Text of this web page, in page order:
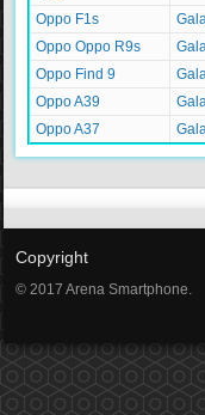
Oppo F1s
Oppo Oppo R9s
Oppo Find 9
Oppo A39
Oppo A37
Copyright
© 2017 Arena Smartphone.